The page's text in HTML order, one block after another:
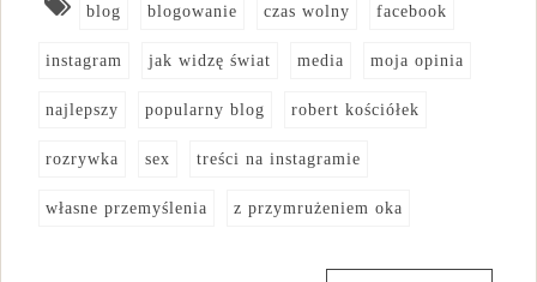
blog blogowanie czas wolny facebook
instagram jak widzę świat media moja opinia
najlepszy popularny blog robert kościółek
rozrywka sex treści na instagramie
własne przemyślenia z przymrużeniem oka